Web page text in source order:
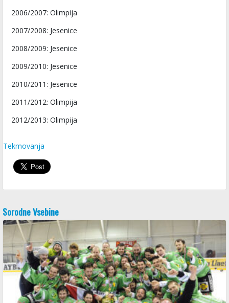
2006/2007: Olimpija
2007/2008: Jesenice
2008/2009: Jesenice
2009/2010: Jesenice
2010/2011: Jesenice
2011/2012: Olimpija
2012/2013: Olimpija
Tekmovanja
Sorodne Vsebine